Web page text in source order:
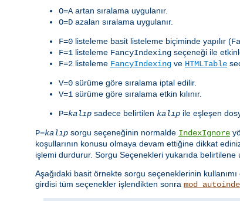
O=A artan sıralama uygulanır.
O=D azalan sıralama uygulanır.
F=0 listeleme basit listeleme biçiminde yapılır (
F=1 listeleme FancyIndexing seçeneği ile
F=2 listeleme FancyIndexing ve HTMLTable
V=0 sürüme göre sıralama iptal edilir.
V=1 sürüme göre sıralama etkin kılınır.
P=kalıp sadece belirtilen kalıp ile eşleşen
P=kalıp sorgu seçeneğinin normalde IndexIgnore
koşullarının konusu olmaya devam ettiğine dikkat
işlemi durdurur. Sorgu Seçenekleri yukarıda belirtilene
Aşağıdaki basit örnekte sorgu seçeneklerinin
girdisi tüm seçenekler işlendikten sonra